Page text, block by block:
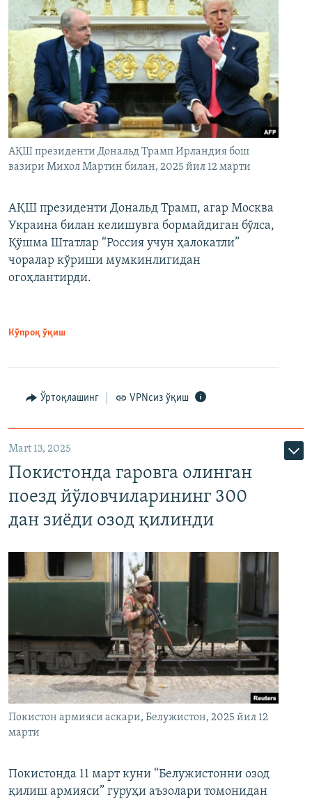
АҚШ президенти Дональд Трамп Ирландия бош
вазири Михол Мартин билан, 2025 йил 12 марти
АҚШ президенти Дональд Трамп, агар Москва
Украина билан келишувга бормайдиган бўлса,
Қўшма Штатлар “Россия учун ҳалокатли”
чоралар кўриши мумкинлигидан
огоҳлантирди.
Кўпроқ ўқиш
Ўртоқлашинг VPNсиз ўқиш
Mart 13, 2025
Покистонда гаровга олинган
поезд йўловчиларининг 300
дан зиёди озод қилинди
Покистон армияси аскари, Белужистон, 2025 йил 12
марти
Покистонда 11 март куни “Белужистонни озод
қилиш армияси” гуруҳи аъзолари томонидан